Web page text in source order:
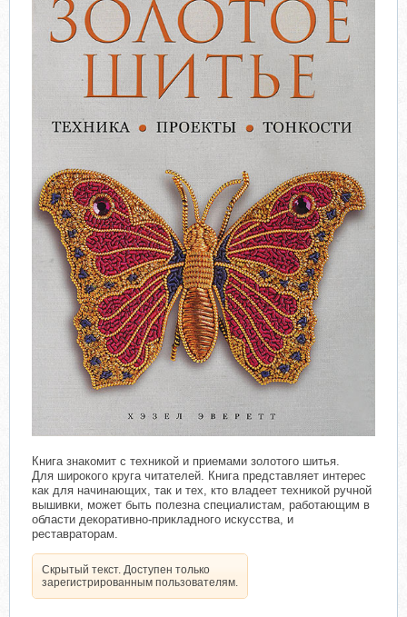
Книга знакомит с техникой и приемами золотого шитья.
Для широкого круга читателей. Книга представляет интерес
как для начинающих, так и тех, кто владеет техникой ручной
вышивки, может быть полезна специалистам, работающим в
области декоративно-прикладного искусства, и
реставраторам.
Скрытый текст. Доступен только
зарегистрированным пользователям.